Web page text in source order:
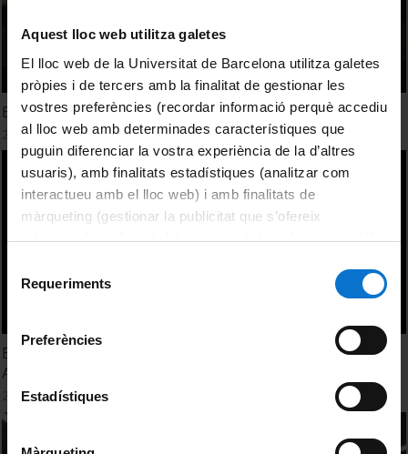
Aquest lloc web utilitza galetes
El lloc web de la Universitat de Barcelona utilitza galetes
pròpies i de tercers amb la finalitat de gestionar les
vostres preferències (recordar informació perquè accediu
al lloc web amb determinades característiques que
puguin diferenciar la vostra experiència de la d’altres
usuaris), amb finalitats estadístiques (analitzar com
interactueu amb el lloc web) i amb finalitats de
màrqueting (gestionar la publicitat que s’ofereix
adequant-la en funció dels vostres hàbits de navegació).
consultar laPolítica de galetes del lloc web de la
Requeriments
Preferències
Estadístiques
El Rostro Humano identidad y parecido. Sebastià Serrano
22 Febrero, 2016
El rostro humano identidad y parecido. J.M.Rodríguez
Almenar
22 Febrero, 2016